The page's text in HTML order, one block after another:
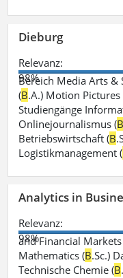
Dieburg
Relevanz:
98%
Bereich Media Arts &
(B.A.) Motion Pictures
Studiengänge
Onlinejournalismus (B
Betriebswirtschaft (B
Logistikmanagement (
Analytics in
Relevanz:
98%
and Financial Markets
Mathematics (B.Sc.)
Technische Chemie (B